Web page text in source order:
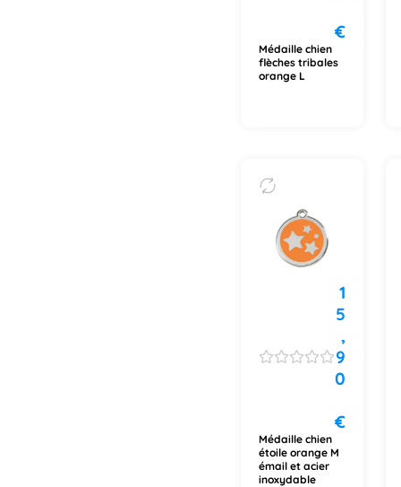
€
Médaille chien
flèches tribales
orange L
1
5
,
9
0
€
Médaille chien
étoile orange M
émail et acier
inoxydable